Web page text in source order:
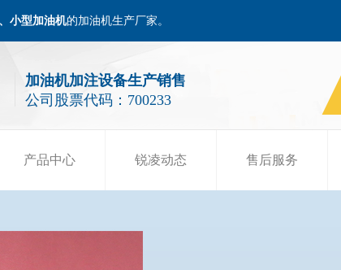
小型加油机的加油机生产厂家。
加油机加注设备生产销售
公司股票代码：700233
产品中心 锐凌动态 售后服务